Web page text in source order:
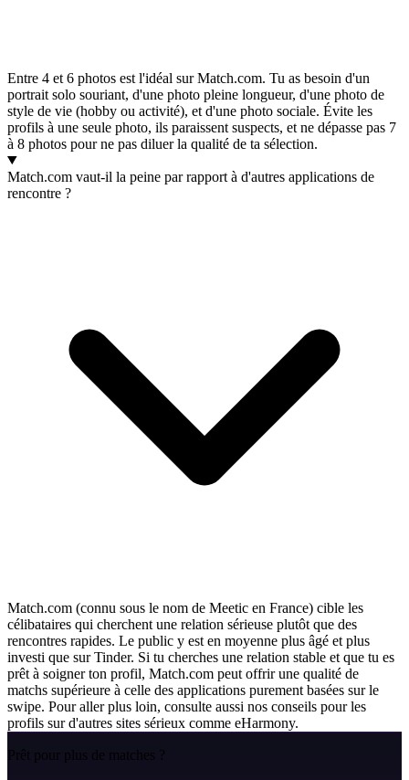
Entre 4 et 6 photos est l'idéal sur Match.com. Tu as besoin d'un
portrait solo souriant, d'une photo pleine longueur, d'une photo de
style de vie (hobby ou activité), et d'une photo sociale. Évite les
profils à une seule photo, ils paraissent suspects, et ne dépasse pas 7
à 8 photos pour ne pas diluer la qualité de ta sélection.
Match.com vaut-il la peine par rapport à d'autres applications de
rencontre ?
Match.com (connu sous le nom de Meetic en France) cible les
célibataires qui cherchent une relation sérieuse plutôt que des
rencontres rapides. Le public y est en moyenne plus âgé et plus
investi que sur Tinder. Si tu cherches une relation stable et que tu es
prêt à soigner ton profil, Match.com peut offrir une qualité de
matchs supérieure à celle des applications purement basées sur le
swipe. Pour aller plus loin, consulte aussi nos conseils pour les
profils sur d'autres sites sérieux comme eHarmony.
Prêt pour plus de matches ?